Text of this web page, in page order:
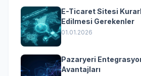
E-Ticaret Sitesi
Edilmesi Gerekenler
01.01.2026
Pazaryeri
Avantajları